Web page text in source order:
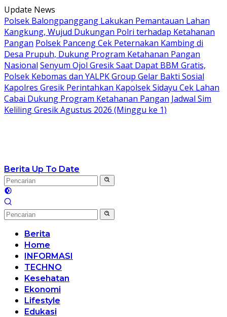
Langsung
ke
konten
Update News
Polsek Balongpanggang Lakukan Pemantauan Lahan
Kangkung, Wujud Dukungan Polri terhadap Ketahanan
Pangan Polsek Panceng Cek Peternakan Kambing di
Desa Prupuh, Dukung Program Ketahanan Pangan
Nasional Senyum Ojol Gresik Saat Dapat BBM Gratis,
Polsek Kebomas dan YALPK Group Gelar Bakti Sosial
Kapolres Gresik Perintahkan Kapolsek Sidayu Cek Lahan
Cabai Dukung Program Ketahanan Pangan Jadwal Sim
Keliling Gresik Agustus 2026 (Minggu ke 1)
Berita Up To Date
Berita
Home
INFORMASI
TECHNO
Kesehatan
Ekonomi
Lifestyle
Edukasi